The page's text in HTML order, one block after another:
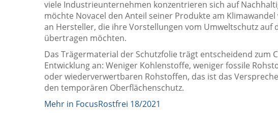
viele Industrieunternehmen konzentrieren sich auf
möchte Novacel den Anteil seiner Produkte am
an Hersteller, die ihre Vorstellungen vom Umweltschutz auf
übertragen möchten.
Das Trägermaterial der Schutzfolie trägt entscheidend zum
Entwicklung an: Weniger Kohlenstoffe, weniger fossile
oder wiederverwertbaren Rohstoffen, das ist das
den temporären Oberflächenschutz.
Mehr in FocusRostfrei 18/2021